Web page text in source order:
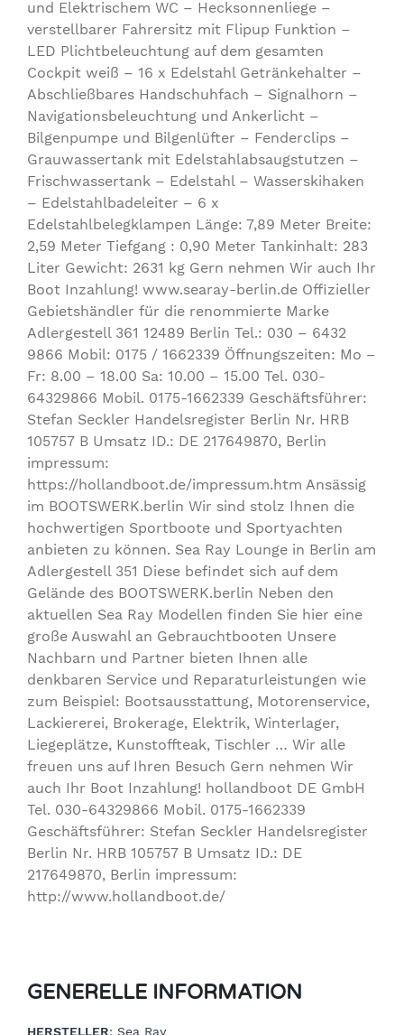
und Elektrischem WC – Hecksonnenliege –
verstellbarer Fahrersitz mit Flipup Funktion –
LED Plichtbeleuchtung auf dem gesamten
Cockpit weiß – 16 x Edelstahl Getränkehalter –
Abschließbares Handschuhfach – Signalhorn –
Navigationsbeleuchtung und Ankerlicht –
Bilgenpumpe und Bilgenlüfter – Fenderclips –
Grauwassertank mit Edelstahlabsaugstutzen –
Frischwassertank – Edelstahl – Wasserskihaken
– Edelstahlbadeleiter – 6 x
Edelstahlbelegklampen Länge: 7,89 Meter Breite:
2,59 Meter Tiefgang : 0,90 Meter Tankinhalt: 283
Liter Gewicht: 2631 kg Gern nehmen Wir auch Ihr
Boot Inzahlung! www.searay-berlin.de Offizieller
Gebietshändler für die renommierte Marke
Adlergestell 361 12489 Berlin Tel.: 030 – 6432
9866 Mobil: 0175 / 1662339 Öffnungszeiten: Mo –
Fr: 8.00 – 18.00 Sa: 10.00 – 15.00 Tel. 030-
64329866 Mobil. 0175-1662339 Geschäftsführer:
Stefan Seckler Handelsregister Berlin Nr. HRB
105757 B Umsatz ID.: DE 217649870, Berlin
impressum:
https://hollandboot.de/impressum.htm Ansässig
im BOOTSWERK.berlin Wir sind stolz Ihnen die
hochwertigen Sportboote und Sportyachten
anbieten zu können. Sea Ray Lounge in Berlin am
Adlergestell 351 Diese befindet sich auf dem
Gelände des BOOTSWERK.berlin Neben den
aktuellen Sea Ray Modellen finden Sie hier eine
große Auswahl an Gebrauchtbooten Unsere
Nachbarn und Partner bieten Ihnen alle
denkbaren Service und Reparaturleistungen wie
zum Beispiel: Bootsausstattung, Motorenservice,
Lackiererei, Brokerage, Elektrik, Winterlager,
Liegeplätze, Kunstoffteak, Tischler … Wir alle
freuen uns auf Ihren Besuch Gern nehmen Wir
auch Ihr Boot Inzahlung! hollandboot DE GmbH
Tel. 030-64329866 Mobil. 0175-1662339
Geschäftsführer: Stefan Seckler Handelsregister
Berlin Nr. HRB 105757 B Umsatz ID.: DE
217649870, Berlin impressum:
http://www.hollandboot.de/
GENERELLE INFORMATION
HERSTELLER: Sea Ray